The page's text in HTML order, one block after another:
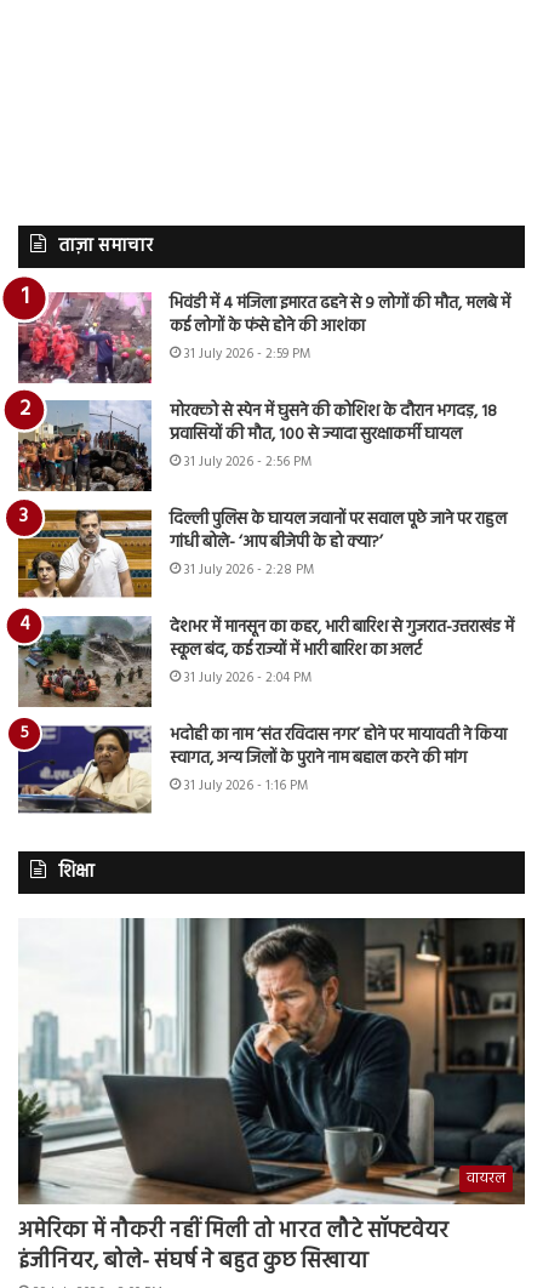
ताज़ा समाचार
भिवंडी में 4 मंजिला इमारत ढहने से 9 लोगों की मौत, मलबे में
कई लोगों के फंसे होने की आशंका
31 July 2026 - 2:59 PM
मोरक्को से स्पेन में घुसने की कोशिश के दौरान भगदड़, 18
प्रवासियों की मौत, 100 से ज्यादा सुरक्षाकर्मी घायल
31 July 2026 - 2:56 PM
दिल्ली पुलिस के घायल जवानों पर सवाल पूछे जाने पर राहुल
गांधी बोले- ‘आप बीजेपी के हो क्या?’
31 July 2026 - 2:28 PM
देशभर में मानसून का कहर, भारी बारिश से गुजरात-उत्तराखंड में
स्कूल बंद, कई राज्यों में भारी बारिश का अलर्ट
31 July 2026 - 2:04 PM
भदोही का नाम ‘संत रविदास नगर’ होने पर मायावती ने किया
स्वागत, अन्य जिलों के पुराने नाम बहाल करने की मांग
31 July 2026 - 1:16 PM
शिक्षा
वायरल
अमेरिका में नौकरी नहीं मिली तो भारत लौटे सॉफ्टवेयर
इंजीनियर, बोले- संघर्ष ने बहुत कुछ सिखाया